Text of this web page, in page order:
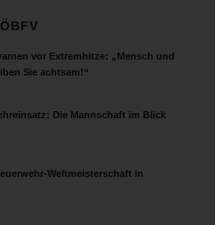
vor Extremhitze: „Mensch und
Sie achtsam!“
Die Mannschaft im Blick
Weltmeisterschaft in